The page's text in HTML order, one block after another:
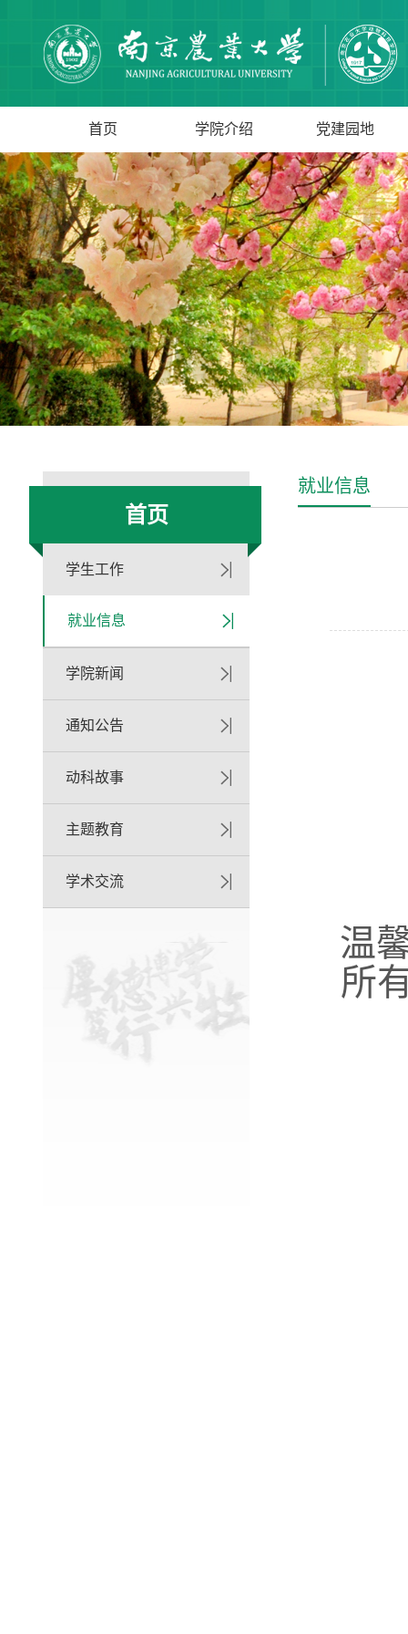
首页 学院介绍 党建园地
首页
学生工作
就业信息
学院新闻
通知公告
动科故事
主题教育
学术交流
就业信息
温
所